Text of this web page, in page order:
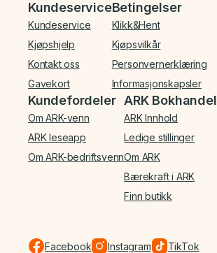
Bunnmeny
Kundeservice
Kundeservice
Kjøpshjelp
Kontakt oss
Gavekort
Betingelser
Klikk&Hent
Kjøpsvilkår
Personvernerklæring
Informasjonskapsler
Kundefordeler
Om ARK-venn
ARK leseapp
Om ARK-bedriftsvenn
ARK Bokhandel
ARK Innhold
Ledige stillinger
Om ARK
Bærekraft i ARK
Finn butikk
Facebook Instagram TikTok